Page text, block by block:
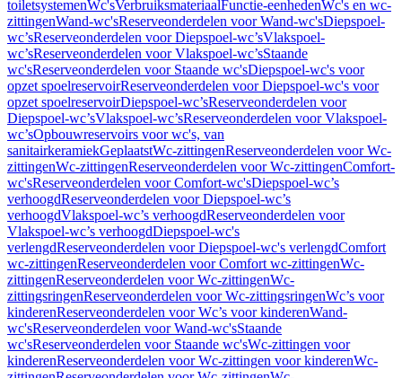
toiletsystemenWc'sVerbruiksmateriaalFunctie-eenhedenWc's en wc-
zittingenWand-wc'sReserveonderdelen voor Wand-wc'sDiepspoel-
wc’sReserveonderdelen voor Diepspoel-wc’sVlakspoel-
wc’sReserveonderdelen voor Vlakspoel-wc’sStaande
wc'sReserveonderdelen voor Staande wc'sDiepspoel-wc's voor
opzet spoelreservoirReserveonderdelen voor Diepspoel-wc's voor
opzet spoelreservoirDiepspoel-wc’sReserveonderdelen voor
Diepspoel-wc’sVlakspoel-wc’sReserveonderdelen voor Vlakspoel-
wc’sOpbouwreservoirs voor wc's, van
sanitairkeramiekGeplaatstWc-zittingenReserveonderdelen voor Wc-
zittingenWc-zittingenReserveonderdelen voor Wc-zittingenComfort-
wc'sReserveonderdelen voor Comfort-wc'sDiepspoel-wc’s
verhoogdReserveonderdelen voor Diepspoel-wc’s
verhoogdVlakspoel-wc’s verhoogdReserveonderdelen voor
Vlakspoel-wc’s verhoogdDiepspoel-wc's
verlengdReserveonderdelen voor Diepspoel-wc's verlengdComfort
wc-zittingenReserveonderdelen voor Comfort wc-zittingenWc-
zittingenReserveonderdelen voor Wc-zittingenWc-
zittingsringenReserveonderdelen voor Wc-zittingsringenWc’s voor
kinderenReserveonderdelen voor Wc’s voor kinderenWand-
wc'sReserveonderdelen voor Wand-wc'sStaande
wc'sReserveonderdelen voor Staande wc'sWc-zittingen voor
kinderenReserveonderdelen voor Wc-zittingen voor kinderenWc-